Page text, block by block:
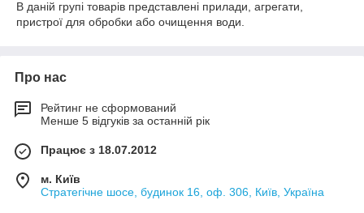
В даній групі товарів представлені прилади, агрегати,
пристрої для обробки або очищення води.
Про нас
Рейтинг не сформований
Менше 5 відгуків за останній рік
Працює з 18.07.2012
м. Київ
Стратегічне шосе, будинок 16, оф. 306, Київ, Україна